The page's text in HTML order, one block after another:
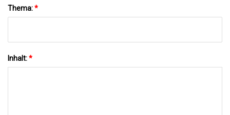
Thema:*
Inhalt:*